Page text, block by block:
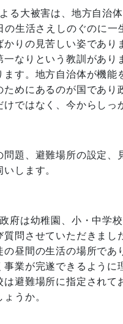
る大被害は、地方自治
の生活さえしのぐのに
かりの見苦しい姿であ
なりという教訓があ
す。地方自治体が機
めにあるのが国であ
ではなく、今からし
題、避難場所の設定、
します。
府は幼稚園、小・中学
問させていただきまし
昼間の生活の場所で
業が完遂できるよう
避難場所に指定され
うか。